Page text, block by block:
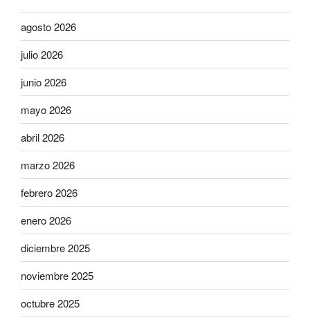
agosto 2026
julio 2026
junio 2026
mayo 2026
abril 2026
marzo 2026
febrero 2026
enero 2026
diciembre 2025
noviembre 2025
octubre 2025